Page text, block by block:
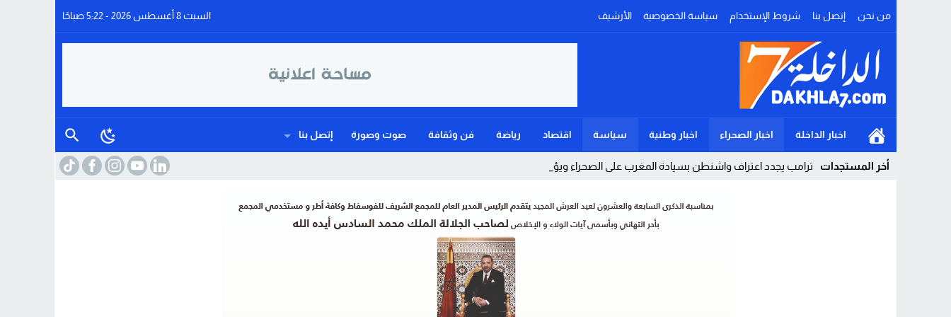
من نحن إتصل بنا شروط الإستخدام سياسة الخصوصية الأرشيف السبت 8 أغسطس 2026 - 5:22 صباحًا
اخبار الداخلة اخبار الصحراء اخبار وطنية سياسة اقتصاد رياضة فن وثقافة صوت وصورة إتصل بنا
أخر المستجدات ترامب يجدد اعتراف واشنطن بسيادة المغرب على الصحراء ويؤكد: الحكم الذ _